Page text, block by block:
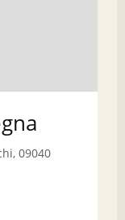
09040